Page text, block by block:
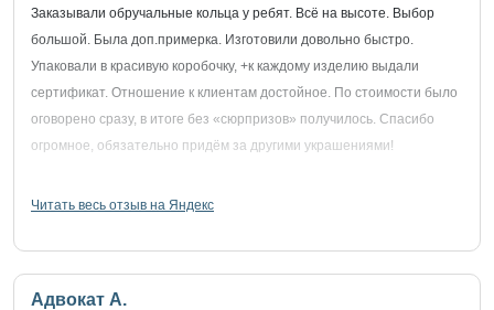
Заказывали обручальные кольца у ребят. Всё на высоте. Выбор
большой. Была доп.примерка. Изготовили довольно быстро.
Упаковали в красивую коробочку, +к каждому изделию выдали
сертификат. Отношение к клиентам достойное. По стоимости было
оговорено сразу, в итоге без «сюрпризов» получилось. Спасибо
огромное, обязательно придём за другими украшениями!
Читать весь отзыв на Яндекс
Адвокат А.